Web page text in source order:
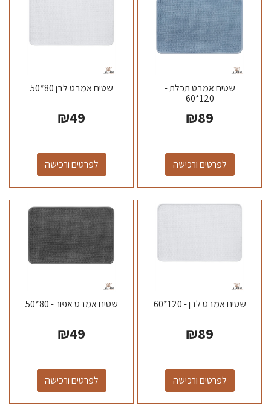
שטיח אמבט תכלת -
120*60
₪89
לפרטים ורכישה
שטיח אמבט לבן 80*50
₪49
לפרטים ורכישה
שטיח אמבט לבן - 120*60
₪89
לפרטים ורכישה
שטיח אמבט אפור - 80*50
₪49
לפרטים ורכישה